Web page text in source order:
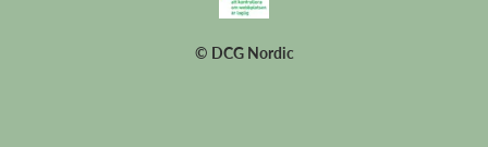
© DCG Nordic